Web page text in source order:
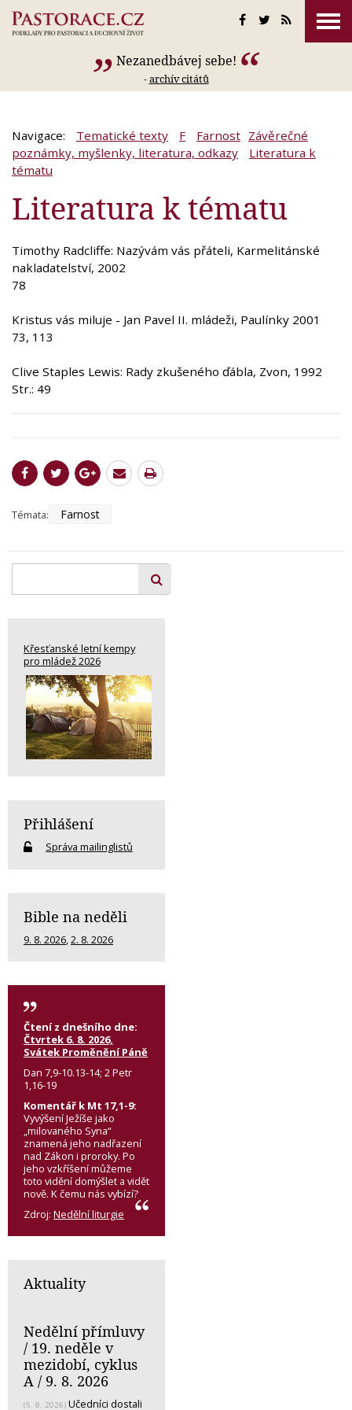
Nezanedbávej sebe!
-archív citátů
Navigace: Tematické texty F Farnost Závěrečné
poznámky, myšlenky, literatura, odkazy
Literatura k
tématu
Literatura k tématu
Timothy Radcliffe: Nazývám vás přáteli, Karmelitánské
nakladatelství, 2002
78
Kristus vás miluje - Jan Pavel II. mládeži, Paulínky 2001
73, 113
Clive Staples Lewis: Rady zkušeného ďábla, Zvon, 1992
Str.: 49
Témata: Farnost
Křesťanské letní kempy
pro mládež 2026
Přihlášení
Správa mailinglistů
Bible na neděli
9. 8. 2026,2. 8. 2026
Čtení z dnešního dne:
Čtvrtek 6. 8. 2026,
Svátek Proměnění Páně
Dan 7,9-10.13-14; 2 Petr
1,16-19
Komentář k Mt 17,1-9:
Vyvýšení Ježíše jako
„milovaného Syna“
znamená jeho nadřazení
nad Zákon i proroky. Po
jeho vzkříšení můžeme
toto vidění domýšlet a vidět
nově. K čemu nás vybízí?
Zdroj: Nedělní liturgie
Aktuality
Nedělní přímluvy
/ 19. neděle v
mezidobí, cyklus
A / 9. 8. 2026
(5. 8. 2026) Učedníci dostali